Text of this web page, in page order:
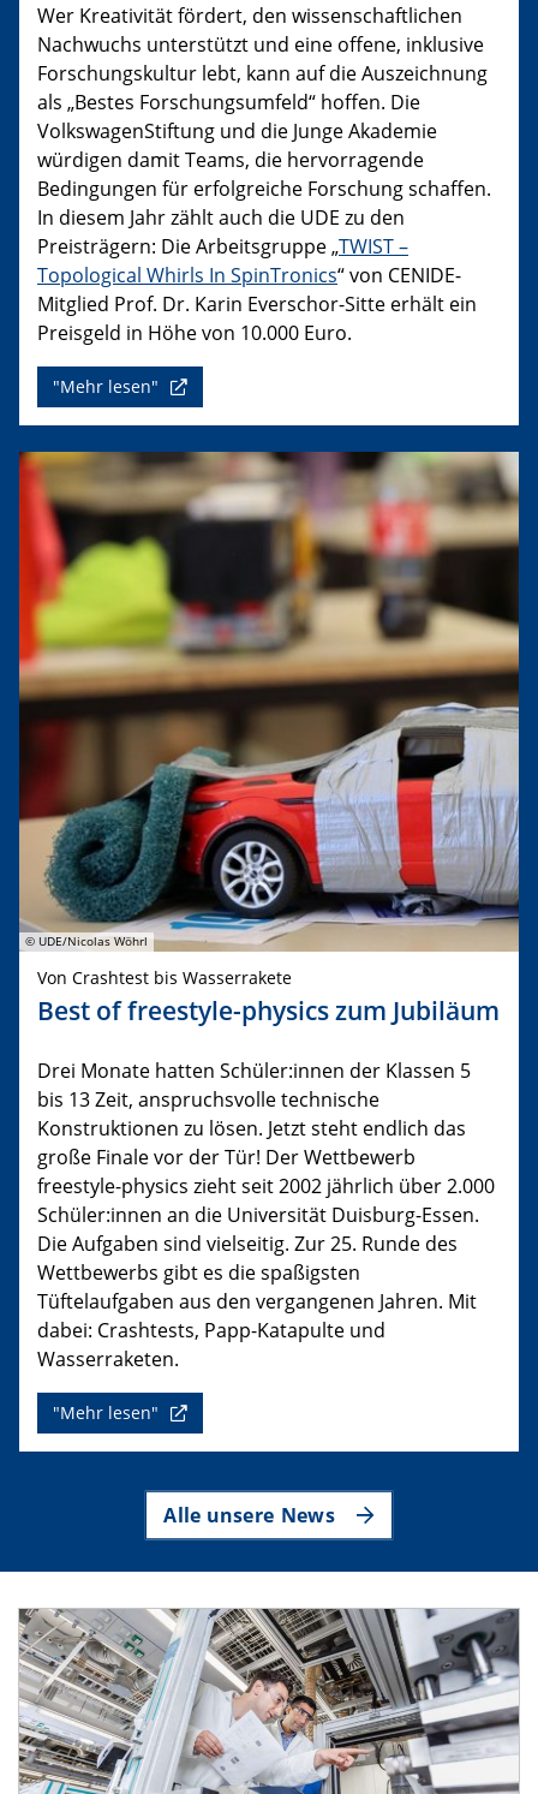
Wer Kreativität fördert, den wissenschaftlichen
Nachwuchs unterstützt und eine offene, inklusive
Forschungskultur lebt, kann auf die Auszeichnung
als „Bestes Forschungsumfeld“ hoffen. Die
VolkswagenStiftung und die Junge Akademie
würdigen damit Teams, die hervorragende
Bedingungen für erfolgreiche Forschung schaffen.
In diesem Jahr zählt auch die UDE zu den
Preisträgern: Die Arbeitsgruppe „TWIST –
Topological Whirls In SpinTronics“ von CENIDE-
Mitglied Prof. Dr. Karin Everschor-Sitte erhält ein
Preisgeld in Höhe von 10.000 Euro.
"Mehr lesen"
© UDE/Nicolas Wöhrl
Von Crashtest bis Wasserrakete
Best of freestyle-physics zum Jubiläum
Drei Monate hatten Schüler:innen der Klassen 5
bis 13 Zeit, anspruchsvolle technische
Konstruktionen zu lösen. Jetzt steht endlich das
große Finale vor der Tür! Der Wettbewerb
freestyle-physics zieht seit 2002 jährlich über 2.000
Schüler:innen an die Universität Duisburg-Essen.
Die Aufgaben sind vielseitig. Zur 25. Runde des
Wettbewerbs gibt es die spaßigsten
Tüftelaufgaben aus den vergangenen Jahren. Mit
dabei: Crashtests, Papp-Katapulte und
Wasserraketen.
"Mehr lesen"
Alle unsere News